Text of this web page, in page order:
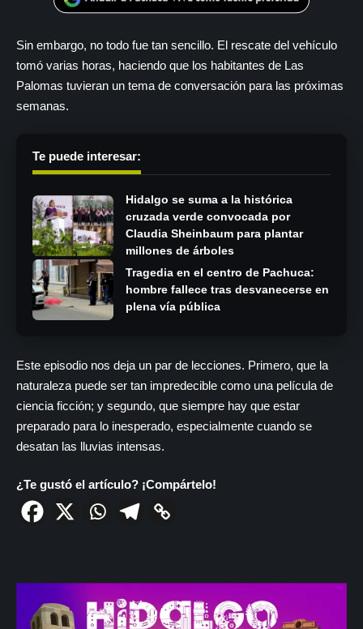
Sin embargo, no todo fue tan sencillo. El rescate del vehículo
tomó varias horas, haciendo que los habitantes de Las
Palomas tuvieran un tema de conversación para las próximas
semanas.
Te puede interesar:
Hidalgo se suma a la histórica
cruzada verde convocada por
Claudia Sheinbaum para plantar
millones de árboles
Tragedia en el centro de Pachuca:
hombre fallece tras desvanecerse en
plena vía pública
Este episodio nos deja un par de lecciones. Primero, que la
naturaleza puede ser tan impredecible como una película de
ciencia ficción; y segundo, que siempre hay que estar
preparado para lo inesperado, especialmente cuando se
desatan las lluvias intensas.
¿Te gustó el artículo? ¡Compártelo!